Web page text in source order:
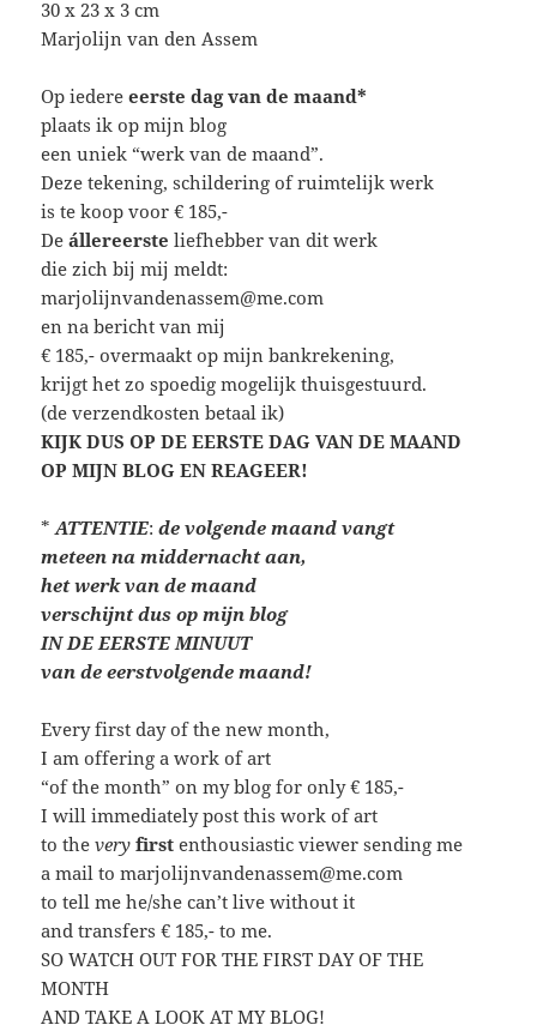
30 x 23 x 3 cm
Marjolijn van den Assem
Op iedereeerste dag van de maand*
plaats ik op mijn blog
een uniek “werk van de maand”.
Deze tekening, schildering of ruimtelijk werk
is te koop voor € 185,-
Deállereerste liefhebber van dit werk
die zich bij mij meldt:
marjolijnvandenassem@me.com
en na bericht van mij
€ 185,- overmaakt op mijn bankrekening,
krijgt het zo spoedig mogelijk thuisgestuurd.
(de verzendkosten betaal ik)
KIJK DUS OP DE EERSTE DAG VAN DE MAAND
OP MIJN BLOG EN REAGEER!
*ATTENTIE:de volgende maand vangt
meteen na middernacht aan,
het werk van de maand
verschijnt dus op mijn blog
IN DE EERSTE MINUUT
van de eerstvolgende maand!
Every first day of the new month,
I am offering a work of art
“of the month” on my blog for only € 185,-
I will immediately post this work of art
to theveryfirst enthousiastic viewer sending me
a mail to marjolijnvandenassem@me.com
to tell me he/she can’t live without it
and transfers € 185,- to me.
SO WATCH OUT FOR THE FIRST DAY OF THE
MONTH
AND TAKE A LOOK AT MY BLOG!